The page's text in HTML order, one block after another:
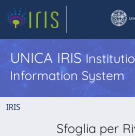
UNICA IRIS
Information System
IRIS
Sfoglia per